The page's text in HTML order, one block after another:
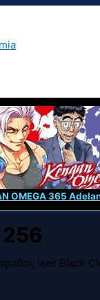
OMEGA 365
leer Black